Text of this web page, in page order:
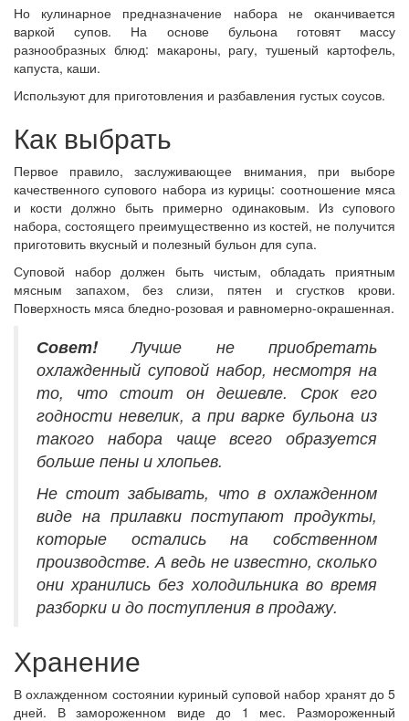
Но кулинарное предназначение набора не оканчивается
варкой супов. На основе бульона готовят массу
разнообразных блюд: макароны, рагу, тушеный картофель,
капуста, каши.
Используют для приготовления и разбавления густых соусов.
Как выбрать
Первое правило, заслуживающее внимания, при выборе
качественного супового набора из курицы: соотношение мяса
и кости должно быть примерно одинаковым. Из супового
набора, состоящего преимущественно из костей, не получится
приготовить вкусный и полезный бульон для супа.
Суповой набор должен быть чистым, обладать приятным
мясным запахом, без слизи, пятен и сгустков крови.
Поверхность мяса бледно-розовая и равномерно-окрашенная.
Совет!Лучше не приобретать
охлажденный суповой набор, несмотря на
то, что стоит он дешевле. Срок его
годности невелик, а при варке бульона из
такого набора чаще всего образуется
больше пены и хлопьев.
Не стоит забывать, что в охлажденном
виде на прилавки поступают продукты,
которые остались на собственном
производстве. А ведь не известно, сколько
они хранились без холодильника во время
разборки и до поступления в продажу.
Хранение
В охлажденном состоянии куриный суповой набор хранят до 5
дней. В замороженном виде до 1 мес. Размороженный